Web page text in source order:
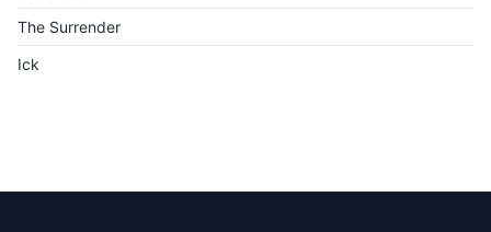
The Surrender
Ick